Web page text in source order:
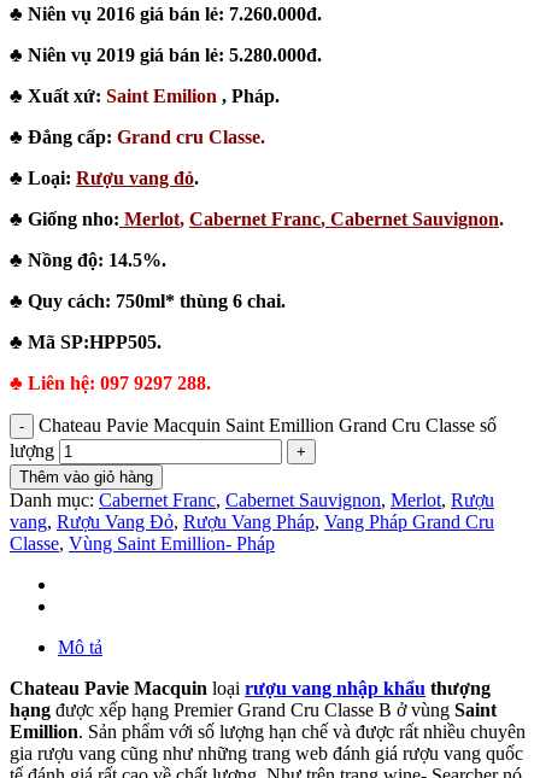
♣ Niên vụ 2016 giá bán lẻ: 7.260.000đ.
♣ Niên vụ 2019 giá bán lẻ: 5.280.000đ.
♣ Xuất xứ: Saint Emilion , Pháp.
♣ Đẳng cấp: Grand cru Classe.
♣ Loại: Rượu vang đỏ.
♣ Giống nho: Merlot, Cabernet Franc, Cabernet Sauvignon.
♣ Nồng độ: 14.5%.
♣ Quy cách: 750ml* thùng 6 chai.
♣ Mã SP:HPP505.
♣ Liên hệ: 097 9297 288.
Chateau Pavie Macquin Saint Emillion Grand Cru Classe số
lượng
Thêm vào giỏ hàng
Danh mục: Cabernet Franc, Cabernet Sauvignon, Merlot, Rượu
vang, Rượu Vang Đỏ, Rượu Vang Pháp, Vang Pháp Grand Cru
Classe, Vùng Saint Emillion- Pháp
Mô tả
Chateau Pavie Macquin loại rượu vang nhập khẩu thượng
hạng được xếp hạng Premier Grand Cru Classe B ở vùng Saint
Emillion. Sản phẩm với số lượng hạn chế và được rất nhiều chuyên
gia rượu vang cũng như những trang web đánh giá rượu vang quốc